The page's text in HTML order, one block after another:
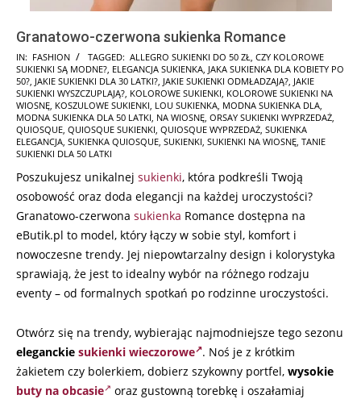
Granatowo-czerwona sukienka Romance
2025-
09-
18
IN: FASHION TAGGED: ALLEGRO SUKIENKI DO 50 ZŁ CZY KOLOROWE
SUKIENKI SĄ MODNE? ELEGANCJA SUKIENKA JAKA SUKIENKA DLA KOBIETY PO
50? JAKIE SUKIENKI DLA 30 LATKI? JAKIE SUKIENKI ODMŁADZAJĄ? JAKIE
SUKIENKI WYSZCZUPLAJĄ? KOLOROWE SUKIENKI KOLOROWE SUKIENKI NA
WIOSNĘ KOSZULOWE SUKIENKI LOU SUKIENKA MODNA SUKIENKA DLA
MODNA SUKIENKA DLA 50 LATKI NA WIOSNĘ ORSAY SUKIENKI WYPRZEDAŻ
QUIOSQUE QUIOSQUE SUKIENKI QUIOSQUE WYPRZEDAŻ SUKIENKA
ELEGANCJA SUKIENKA QUIOSQUE SUKIENKI SUKIENKI NA WIOSNĘ TANIE
SUKIENKI DLA 50 LATKI
Poszukujesz unikalnej sukienki, która podkreśli Twoją
osobowość oraz doda elegancji na każdej uroczystości?
Granatowo-czerwona sukienka Romance dostępna na
eButik.pl to model, który łączy w sobie styl, komfort i
nowoczesne trendy. Jej niepowtarzalny design i kolorystyka
sprawiają, że jest to idealny wybór na różnego rodzaju
eventy – od formalnych spotkań po rodzinne uroczystości.
Otwórz się na trendy, wybierając najmodniejsze tego sezonu
eleganckie sukienki wieczorowe . Noś je z krótkim
żakietem czy bolerkiem, dobierz szykowny portfel, wysokie
buty na obcasie
oraz gustowną torebkę i oszałamiaj